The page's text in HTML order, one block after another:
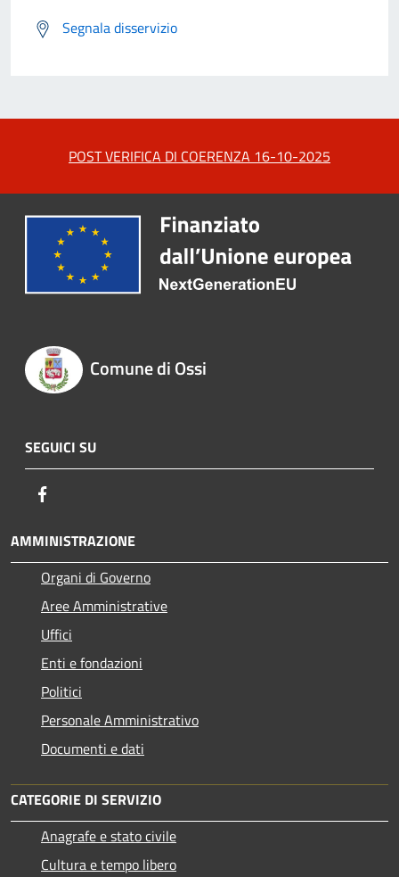
Segnala disservizio
POST VERIFICA DI COERENZA 16-10-2025
Comune di Ossi
SEGUICI SU
AMMINISTRAZIONE
Organi di Governo
Aree Amministrative
Uffici
Enti e fondazioni
Politici
Personale Amministrativo
Documenti e dati
CATEGORIE DI SERVIZIO
Anagrafe e stato civile
Cultura e tempo libero